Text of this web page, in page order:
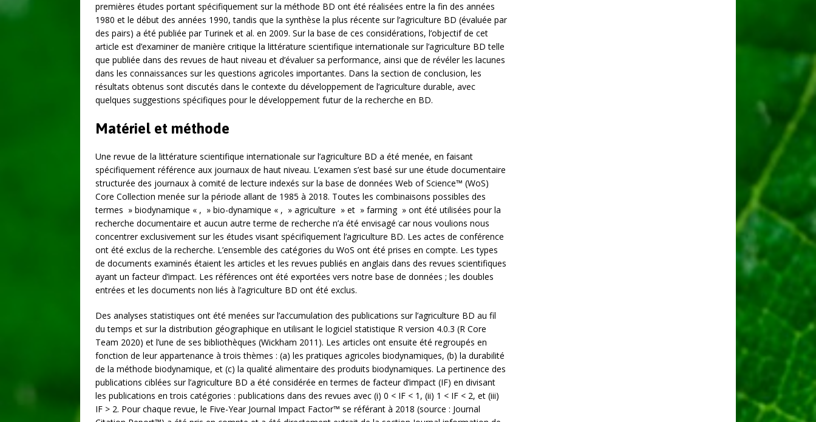
premières études portant spécifiquement sur la méthode BD ont été réalisées entre la fin des années
1980 et le début des années 1990, tandis que la synthèse la plus récente sur l’agriculture BD (évaluée par
des pairs) a été publiée par Turinek et al. en 2009. Sur la base de ces considérations, l’objectif de cet
article est d’examiner de manière critique la littérature scientifique internationale sur l’agriculture BD telle
que publiée dans des revues de haut niveau et d’évaluer sa performance, ainsi que de révéler les lacunes
dans les connaissances sur les questions agricoles importantes. Dans la section de conclusion, les
résultats obtenus sont discutés dans le contexte du développement de l’agriculture durable, avec
quelques suggestions spécifiques pour le développement futur de la recherche en BD.
Matériel et méthode
Une revue de la littérature scientifique internationale sur l’agriculture BD a été menée, en faisant
spécifiquement référence aux journaux de haut niveau. L’examen s’est basé sur une étude documentaire
structurée des journaux à comité de lecture indexés sur la base de données Web of Science™ (WoS)
Core Collection menée sur la période allant de 1985 à 2018. Toutes les combinaisons possibles des
termes » biodynamique « , » bio-dynamique « , » agriculture » et » farming » ont été utilisées pour la
recherche documentaire et aucun autre terme de recherche n’a été envisagé car nous voulions nous
concentrer exclusivement sur les études visant spécifiquement l’agriculture BD. Les actes de conférence
ont été exclus de la recherche. L’ensemble des catégories du WoS ont été prises en compte. Les types
de documents examinés étaient les articles et les revues publiés en anglais dans des revues scientifiques
ayant un facteur d’impact. Les références ont été exportées vers notre base de données ; les doubles
entrées et les documents non liés à l’agriculture BD ont été exclus.
Des analyses statistiques ont été menées sur l’accumulation des publications sur l’agriculture BD au fil
du temps et sur la distribution géographique en utilisant le logiciel statistique R version 4.0.3 (R Core
Team 2020) et l’une de ses bibliothèques (Wickham 2011). Les articles ont ensuite été regroupés en
fonction de leur appartenance à trois thèmes : (a) les pratiques agricoles biodynamiques, (b) la durabilité
de la méthode biodynamique, et (c) la qualité alimentaire des produits biodynamiques. La pertinence des
publications ciblées sur l’agriculture BD a été considérée en termes de facteur d’impact (IF) en divisant
les publications en trois catégories : publications dans des revues avec (i) 0 < IF < 1, (ii) 1 < IF < 2, et (iii)
IF > 2. Pour chaque revue, le Five-Year Journal Impact Factor™ se référant à 2018 (source : Journal